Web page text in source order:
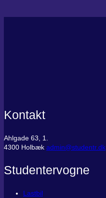
Kontakt
Ahlgade 63, 1.
4300 Holbæk admin@studentr.dk
Studentervogne
Lastbil